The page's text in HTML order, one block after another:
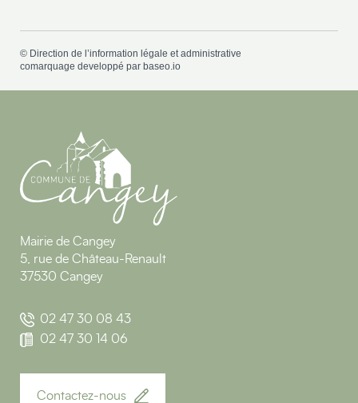
© Direction de l’information légale et administrative
comarquage developpé par baseo.io
Mairie de Cangey
5, rue de Château-Renault
37530 Cangey
02 47 30 08 43
02 47 30 14 06
Contactez-nous